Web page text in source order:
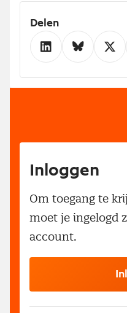
Delen
Inloggen
Om toegang te
moet je ingelogd
account.